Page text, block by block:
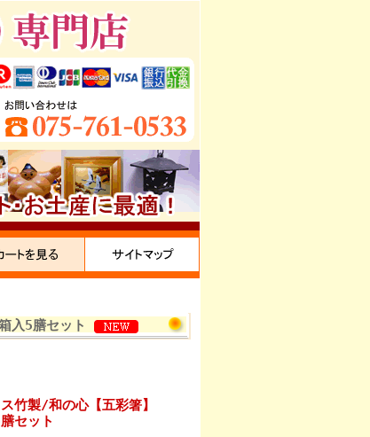
入5膳セット
竹製/和の心【五彩箸】
セット